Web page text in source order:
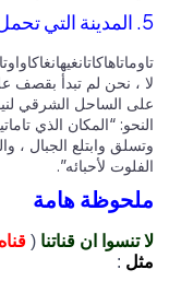
، نحن لم تبدأ بقصف على
الساحل الشرقي
“المكان الذي تاماتيا
وابتلع الجبال ،
لأحبائه”.
هامة
تنسوا ان قناتنا( قناه
: